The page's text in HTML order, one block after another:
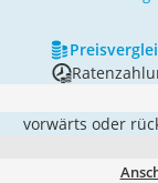
vorwärts oder